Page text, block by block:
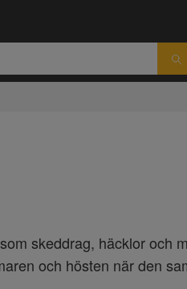
skeddrag, häcklor och
och hösten när den